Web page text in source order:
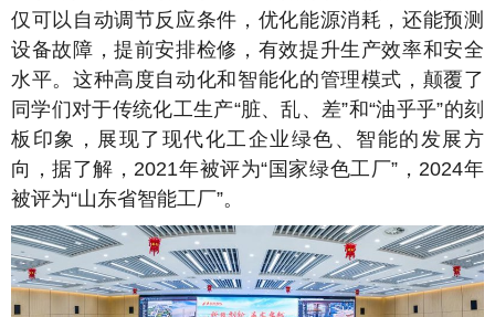
仅可以自动调节反应条件，优化能源消耗，还能预测
设备故障，提前安排检修，有效提升生产效率和安全
水平。这种高度自动化和智能化的管理模式，颠覆了
同学们对于传统化工生产“脏、乱、差”和“油乎乎”的刻
板印象，展现了现代化工企业绿色、智能的发展方
向，据了解，2021年被评为“国家绿色工厂”，2024年
被评为“山东省智能工厂”。